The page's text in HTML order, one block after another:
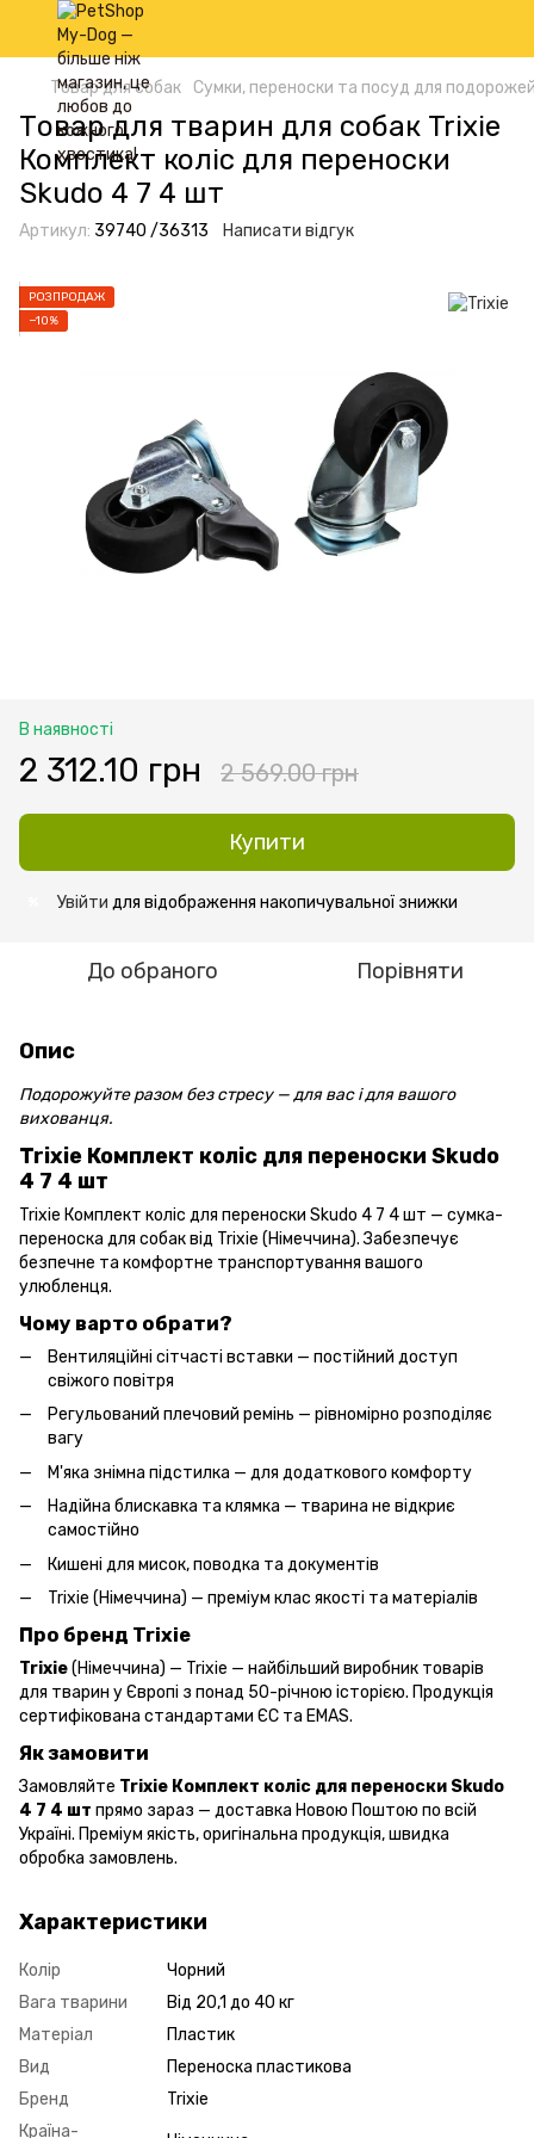
Товар для собак Сумки, переноски та посуд для
Товар для тварин для собак Trixie
Комплект коліс для переноски
Skudo 4 7 4 шт
Артикул: 39740 /36313 Написати відгук
РОЗПРОДАЖ
−10%
В наявності
2 312.10 грн 2 569.00 грн
Купити
Увійти для відображення накопичувальної знижки
До обраного Порівняти
Опис
Подорожуйте разом без стресу — для вас і для вашого
вихованця.
Trixie Комплект коліс для переноски Skudo
4 7 4 шт
Trixie Комплект коліс для переноски Skudo 4 7 4 шт — сумка-
переноска для собак від Trixie (Німеччина). Забезпечує
безпечне та комфортне транспортування вашого
улюбленця.
Чому варто обрати?
Вентиляційні сітчасті вставки — постійний доступ
свіжого повітря
Регульований плечовий ремінь — рівномірно розподіляє
вагу
М'яка знімна підстилка — для додаткового комфорту
Надійна блискавка та клямка — тварина не відкриє
самостійно
Кишені для мисок, поводка та документів
Trixie (Німеччина) — преміум клас якості та матеріалів
Про бренд Trixie
Trixie(Німеччина) — Trixie — найбільший виробник товарів
для тварин у Європі з понад 50-річною історією. Продукція
сертифікована стандартами ЄС та EMAS.
Як замовити
Замовляйте Trixie Комплект коліс для переноски Skudo
4 7 4 шт прямо зараз — доставка Новою Поштою по всій
Україні. Преміум якість, оригінальна продукція, швидка
обробка замовлень.
Характеристики
Колір
Чорний
Вага тварини
Від 20,1 до 40 кг
Матеріал
Пластик
Вид
Переноска пластикова
Бренд
Trixie
Країна-